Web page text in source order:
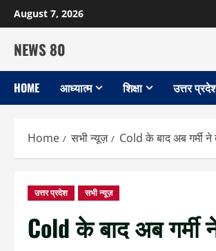
Skip
to
content
August 7, 2026
NEWS 80
HOME आध्यात्म शिक्षा उत्तर
Home सभी न्यूज़ Cold के बाद अब गर्मी
उत्तर प्रदेश सभी न्यूज़
Cold के बाद अब